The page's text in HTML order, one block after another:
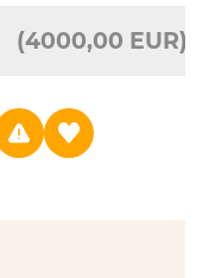
(4000,00 EUR)